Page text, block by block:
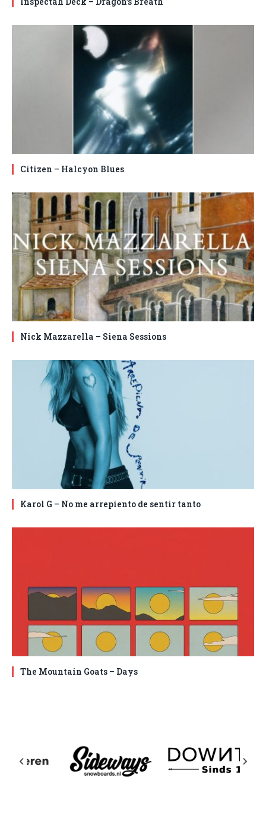
Citizen – Halcyon Blues
Nick Mazzarella – Siena Sessions
Karol G – No me arrepiento de sentir tanto
The Mountain Goats – Days